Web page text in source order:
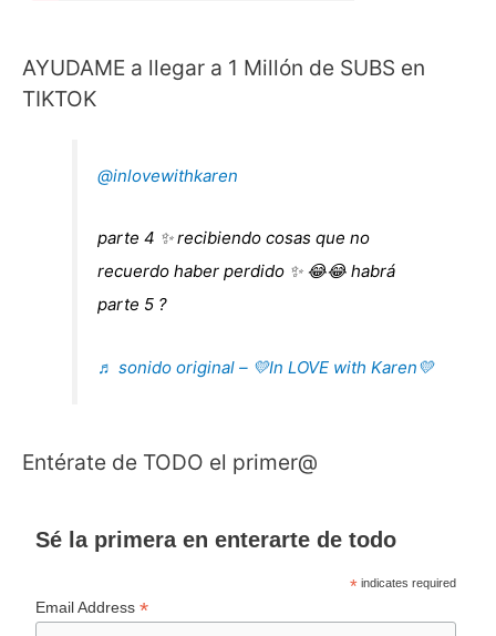
AYUDAME a llegar a 1 Millón de SUBS en
TIKTOK
@inlovewithkaren
parte 4 ✨ recibiendo cosas que no
recuerdo haber perdido ✨ 😂😂 habrá
parte 5 ?
♬ sonido original – 💛In LOVE with Karen💛
Entérate de TODO el primer@
Sé la primera en enterarte de todo
* indicates required
Email Address*